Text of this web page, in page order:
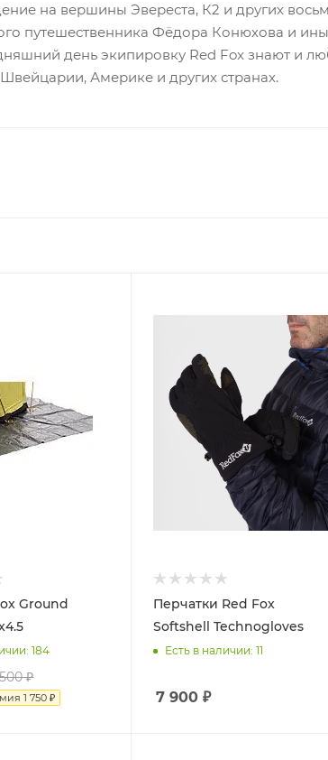
на вершины Эвереста, К2 и других
путешественника Фёдора Конюхова и
день экипировку Red Fox знают и
Америке и других странах.
Ground
: 184
₽
1 750 ₽
Перчатки Red Fox
Softshell Technogloves
Есть в наличии: 11
7 900₽